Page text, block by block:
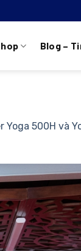
Blog –
Yoga 500H và